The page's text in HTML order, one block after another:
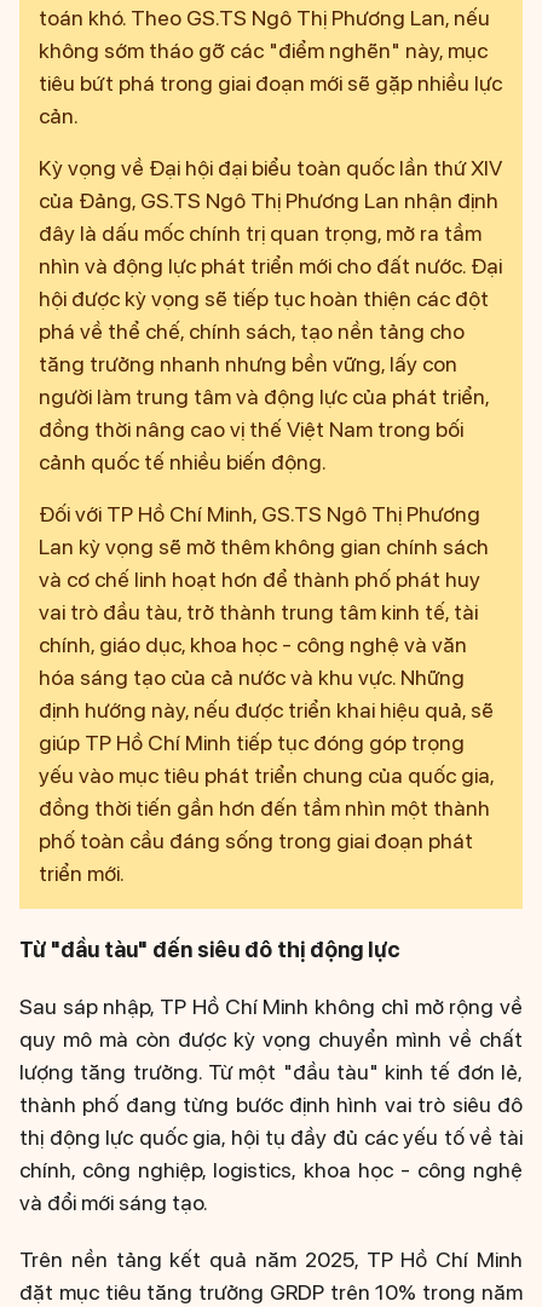
toán khó. Theo GS.TS Ngô Thị Phương Lan, nếu
không sớm tháo gỡ các "điểm nghẽn" này, mục
tiêu bứt phá trong giai đoạn mới sẽ gặp nhiều lực
cản.
Kỳ vọng về Đại hội đại biểu toàn quốc lần thứ XIV
của Đảng, GS.TS Ngô Thị Phương Lan nhận định
đây là dấu mốc chính trị quan trọng, mở ra tầm
nhìn và động lực phát triển mới cho đất nước. Đại
hội được kỳ vọng sẽ tiếp tục hoàn thiện các đột
phá về thể chế, chính sách, tạo nền tảng cho
tăng trưởng nhanh nhưng bền vững, lấy con
người làm trung tâm và động lực của phát triển,
đồng thời nâng cao vị thế Việt Nam trong bối
cảnh quốc tế nhiều biến động.
Đối với TP Hồ Chí Minh, GS.TS Ngô Thị Phương
Lan kỳ vọng sẽ mở thêm không gian chính sách
và cơ chế linh hoạt hơn để thành phố phát huy
vai trò đầu tàu, trở thành trung tâm kinh tế, tài
chính, giáo dục, khoa học - công nghệ và văn
hóa sáng tạo của cả nước và khu vực. Những
định hướng này, nếu được triển khai hiệu quả, sẽ
giúp TP Hồ Chí Minh tiếp tục đóng góp trọng
yếu vào mục tiêu phát triển chung của quốc gia,
đồng thời tiến gần hơn đến tầm nhìn một thành
phố toàn cầu đáng sống trong giai đoạn phát
triển mới.
Từ "đầu tàu" đến siêu đô thị động lực
Sau sáp nhập, TP Hồ Chí Minh không chỉ mở rộng về
quy mô mà còn được kỳ vọng chuyển mình về chất
lượng tăng trưởng. Từ một "đầu tàu" kinh tế đơn lẻ,
thành phố đang từng bước định hình vai trò siêu đô
thị động lực quốc gia, hội tụ đầy đủ các yếu tố về tài
chính, công nghiệp, logistics, khoa học - công nghệ
và đổi mới sáng tạo.
Trên nền tảng kết quả năm 2025, TP Hồ Chí Minh
đặt mục tiêu tăng trưởng GRDP trên 10% trong năm